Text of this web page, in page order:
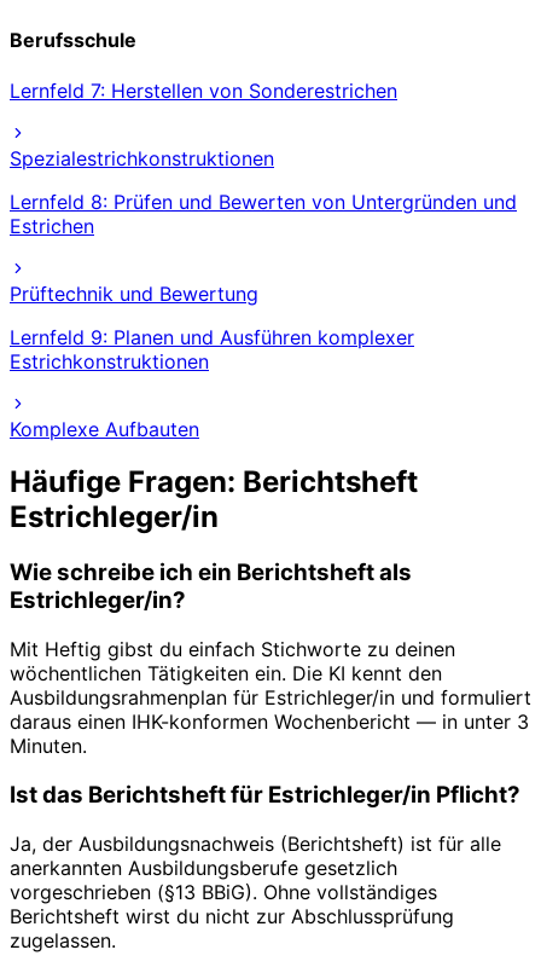
Berufsschule
Lernfeld 7: Herstellen von Sonderestrichen
Spezialestrichkonstruktionen
Lernfeld 8: Prüfen und Bewerten von Untergründen und
Estrichen
Prüftechnik und Bewertung
Lernfeld 9: Planen und Ausführen komplexer
Estrichkonstruktionen
Komplexe Aufbauten
Häufige Fragen: Berichtsheft
Estrichleger/in
Wie schreibe ich ein Berichtsheft als
Estrichleger/in?
Mit Heftig gibst du einfach Stichworte zu deinen
wöchentlichen Tätigkeiten ein. Die KI kennt den
Ausbildungsrahmenplan für Estrichleger/in und formuliert
daraus einen IHK-konformen Wochenbericht — in unter 3
Minuten.
Ist das Berichtsheft für Estrichleger/in Pflicht?
Ja, der Ausbildungsnachweis (Berichtsheft) ist für alle
anerkannten Ausbildungsberufe gesetzlich
vorgeschrieben (§13 BBiG). Ohne vollständiges
Berichtsheft wirst du nicht zur Abschlussprüfung
zugelassen.